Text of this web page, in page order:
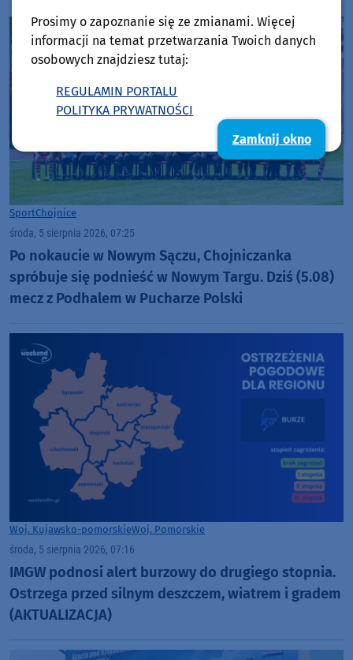
SportChojnice
środa, 5 sierpnia 2026, 07:25
Po nokaucie w Nowym Sączu, Chojniczanka
spróbuje się podnieść w Nowym Targu. Dziś (5.08)
mecz z Podhalem w Pucharze Polski
Woj. Kujawsko-pomorskieWoj. Pomorskie
środa, 5 sierpnia 2026, 07:16
IMGW podnosi alert burzowy do drugiego stopnia.
Ostrzega przed silnym deszczem, wiatrem i gradem
(AKTUALIZACJA)
Prosimy o zapoznanie się ze zmianami. Więcej
informacji na temat przetwarzania Twoich danych
osobowych znajdziesz tutaj:
REGULAMIN PORTALU
POLITYKA PRYWATNOŚCI
Zamknij okno